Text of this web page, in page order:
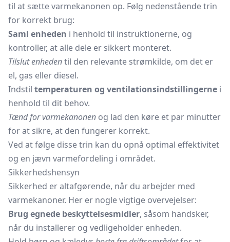
til at sætte varmekanonen op. Følg nedenstående trin
for korrekt brug:
Saml enheden i henhold til instruktionerne, og
kontroller, at alle dele er sikkert monteret.
Tilslut enhedentil den relevante strømkilde, om det er
el, gas eller diesel.
Indstil temperaturen og ventilationsindstillingerne i
henhold til dit behov.
Tænd for varmekanonen og lad den køre et par minutter
for at sikre, at den fungerer korrekt.
Ved at følge disse trin kan du opnå optimal effektivitet
og en jævn varmefordeling i området.
Sikkerhedshensyn
Sikkerhed er altafgørende, når du arbejder med
varmekanoner. Her er nogle vigtige overvejelser:
Brug egnede beskyttelsesmidler, såsom handsker,
når du installerer og vedligeholder enheden.